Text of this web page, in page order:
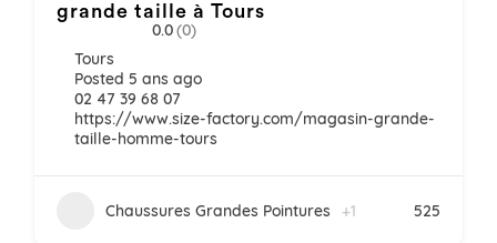
grande taille à Tours
0.0(0)
Tours
Posted 5 ans ago
02 47 39 68 07
https://www.size-factory.com/magasin-grande-
taille-homme-tours
Chaussures Grandes Pointures +1 525